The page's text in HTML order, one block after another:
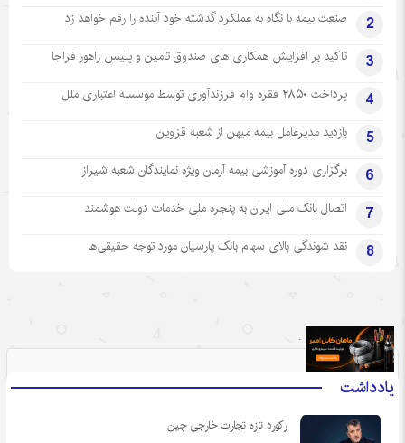
2 صنعت بیمه با نگاه به عملکرد گذشته خود آینده را رقم خواهد زد
3 تاکید بر افزایش همکاری های صندوق تامین و پلیس راهور فراجا
4 پرداخت ۲۸۵۰ فقره وام فرزندآوری توسط موسسه اعتباری ملل
5 بازدید مدیرعامل بیمه میهن از شعبه قزوین
6 برگزاری دوره آموزشی بیمه آرمان ویژه نمایندگان شعبه شیراز
7 اتصال بانک ملی ایران به پنجره ملی خدمات دولت هوشمند
8 نقد شوندگی بالای سهام بانک پارسیان مورد توجه حقیقی‌ها
یادداشت
رکورد تازه تجارت خارجی چین
.